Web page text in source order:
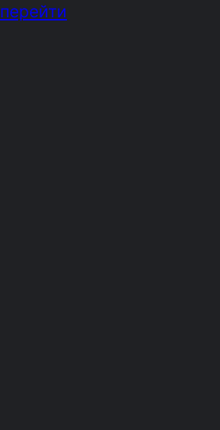
перейти